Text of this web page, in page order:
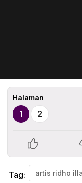
Halaman
1 2
Tag: